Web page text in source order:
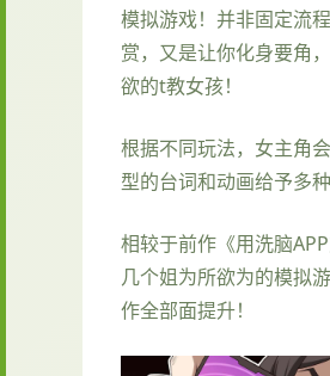
模拟游戏！并非固定流
赏，又是让你化身要角
欲的t教女孩！
根据不同玩法，女主角
型的台词和动画给予多
相较于前作《用洗脑
几个姐为所欲为的模拟
作全部面提升！